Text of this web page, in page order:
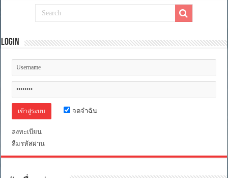
(2025)
[เสียง
DD+
Master
[MASTER]
Login
จดจำฉัน
ลงทะเบียน
ลืมรหัสผ่าน